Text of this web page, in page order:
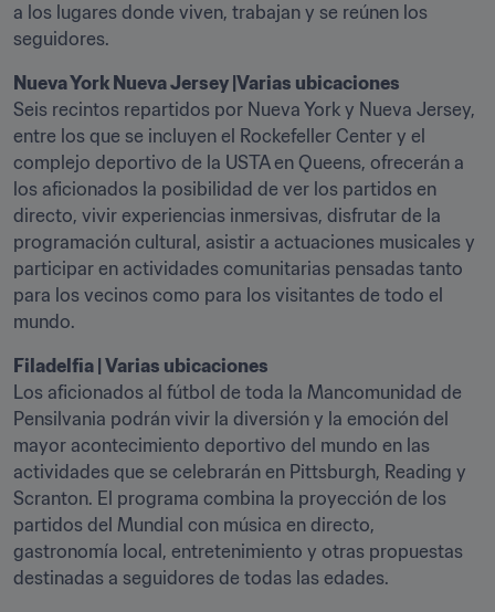
a los lugares donde viven, trabajan y se reúnen los
seguidores.
Nueva York Nueva Jersey |Varias ubicaciones
Seis recintos repartidos por Nueva York y Nueva Jersey,
entre los que se incluyen el Rockefeller Center y el
complejo deportivo de la USTA en Queens, ofrecerán a
los aficionados la posibilidad de ver los partidos en
directo, vivir experiencias inmersivas, disfrutar de la
programación cultural, asistir a actuaciones musicales y
participar en actividades comunitarias pensadas tanto
para los vecinos como para los visitantes de todo el
mundo.
Los aficionados al fútbol de toda la Mancomunidad de
Pensilvania podrán vivir la diversión y la emoción del
mayor acontecimiento deportivo del mundo en las
actividades que se celebrarán en Pittsburgh, Reading y
Scranton. El programa combina la proyección de los
partidos del Mundial con música en directo,
gastronomía local, entretenimiento y otras propuestas
destinadas a seguidores de todas las edades.